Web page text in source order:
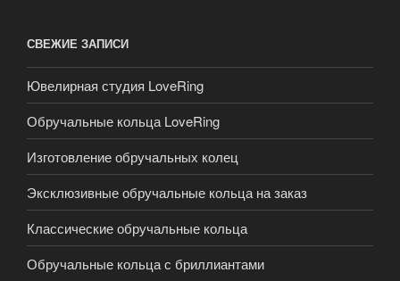
СВЕЖИЕ ЗАПИСИ
Ювелирная студия LoveRing
Обручальные кольца LoveRing
Изготовление обручальных колец
Эксклюзивные обручальные кольца на заказ
Классические обручальные кольца
Обручальные кольца с бриллиантами